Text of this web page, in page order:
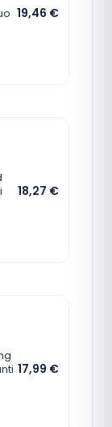
19,46 €
18,27 €
17,99 €